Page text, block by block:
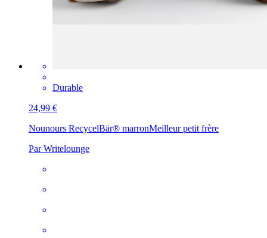
Durable
24,99 €
Nounours RecycelBär® marronMeilleur petit frère
Par Writelounge